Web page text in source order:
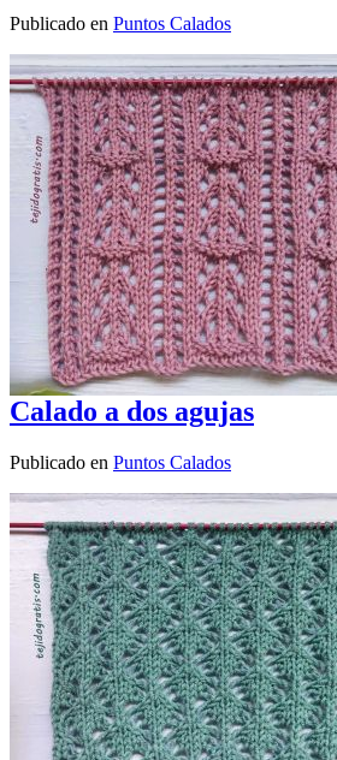
Publicado en Puntos Calados
Calado a dos agujas
Publicado en Puntos Calados